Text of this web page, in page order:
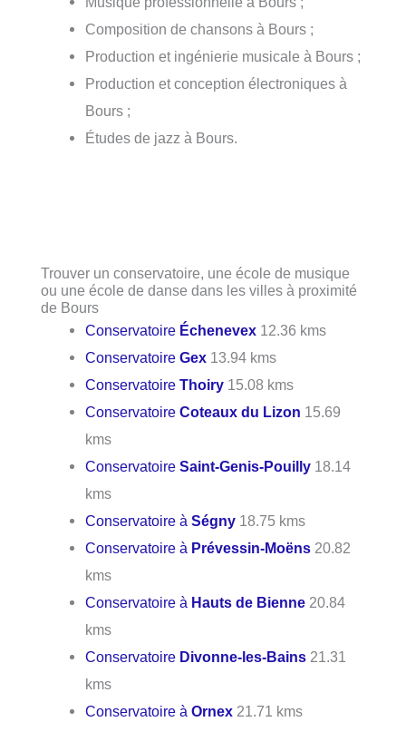
Composition de chansons à Bours ;
Production et ingénierie musicale à Bours ;
Production et conception électroniques à
Bours ;
Études de jazz à Bours.
Trouver un conservatoire, une école de musique
ou une école de danse dans les villes à proximité
de Bours
Conservatoire Échenevex 12.36 kms
ConservatoireGex 13.94 kms
ConservatoireThoiry 15.08 kms
ConservatoireCoteaux du Lizon 15.69
kms
ConservatoireSaint-Genis-Pouilly 18.14
kms
Conservatoire àSégny 18.75 kms
Conservatoire à Prévessin-Moëns 20.82
kms
Conservatoire à Hauts de Bienne 20.84
kms
Conservatoire Divonne-les-Bains 21.31
kms
Conservatoire àOrnex 21.71 kms